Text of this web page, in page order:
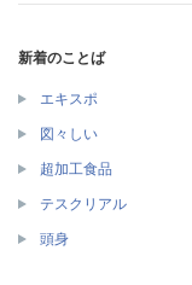
新着のことば
エキスポ
図々しい
超加工食品
テスクリアル
頭身